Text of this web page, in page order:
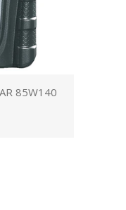
85W140